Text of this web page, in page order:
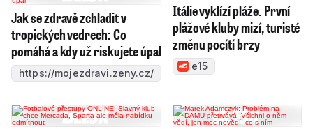
Jak se zdravě zchladit v
tropických vedrech: Co
pomáhá a kdy už riskujete úpal
https://mojezdravi.zeny.cz/
Itálie vyklízí pláže. První
plážové kluby mizí, turisté
změnu pocítí brzy
e15